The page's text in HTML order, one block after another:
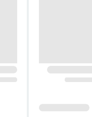
را بسنجد و
سؤال از